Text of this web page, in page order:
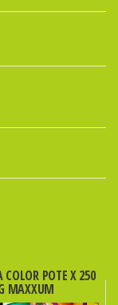
COLOR POTE X 250
MAXXUM